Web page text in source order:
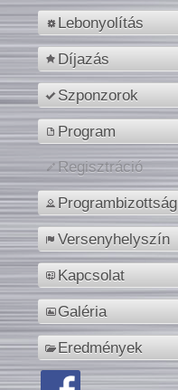
Lebonyolítás
Díjazás
Szponzorok
Program
Regisztráció
Programbizottság
Versenyhelyszín
Kapcsolat
Galéria
Eredmények